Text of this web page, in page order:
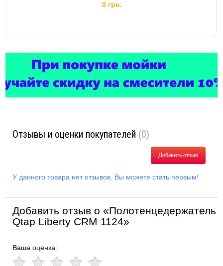
0 грн.
Отзывы и оценки покупателей (0)
Добавить отзыв
У данного товара нет отзывов. Вы можете стать первым!
Добавить отзыв о «Полотенцедержатель
Qtap Liberty CRM 1124»
Ваша оценка: